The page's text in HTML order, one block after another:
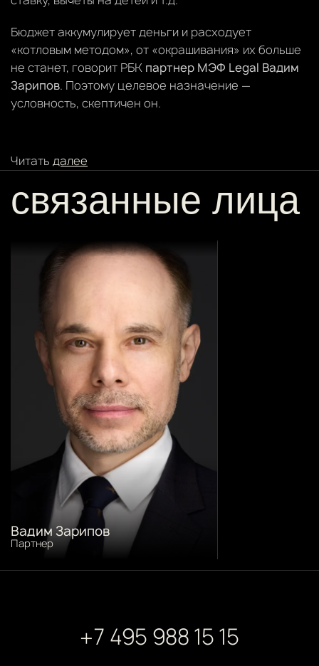
Бюджет аккумулирует деньги и расходует
«котловым методом», от «окрашивания» их больше
не станет, говорит РБК партнер МЭФ Legal Вадим
Зарипов. Поэтому целевое назначение —
условность, скептичен он.
Читать далее
связанные лица
Вадим Зарипов
Партнер
+7 495 988 15 15